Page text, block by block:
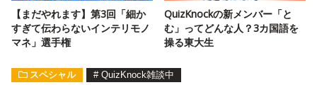
【まだやれます】第3回「細か
すぎて伝わらないインテリモノ
マネ」選手権
QuizKnockの新メンバー「と
む」ってどんな人？3カ国語を
操る東大生
スペシャル # QuizKnock雑談中